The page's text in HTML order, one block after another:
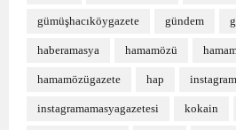
gümüşhacıköygazete gündem
haberamasya hamamözü
hamamözügazete hap instagram
instagramamasyagazetesi kokain